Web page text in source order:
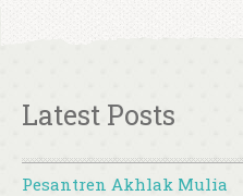
Latest Posts
Pesantren Akhlak Mulia